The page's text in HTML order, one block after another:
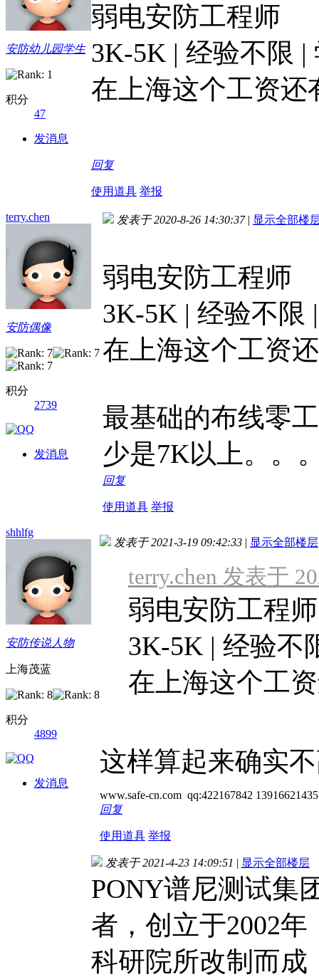
安防幼儿园学生
积分
47
发消息
弱电安防工程师
3K-5K | 经验不限
在上海这个工资还
回复
使用道具 举报
terry.chen
安防偶像
积分
2739
发消息
发表于 2020-8-26 14:30:37 | 显示全部楼
弱电安防工程师
3K-5K | 经验不限
在上海这个工资
最基础的布线零
少是7K以上。。
回复
使用道具 举报
shhlfg
安防传说人物
上海茂蓝
积分
4899
发消息
发表于 2021-3-19 09:42:33 | 显示全部楼层
terry.chen 发表于
弱电安防工程师
3K-5K | 经验不
在上海这个工
这样算起来确实
www.safe-cn.com qq:422167842 13916621435
回复
使用道具 举报
发表于 2021-4-23 14:09:51 | 显示全部楼层
PONY谱尼测试集
者，创立于2002
科研院所改制而成